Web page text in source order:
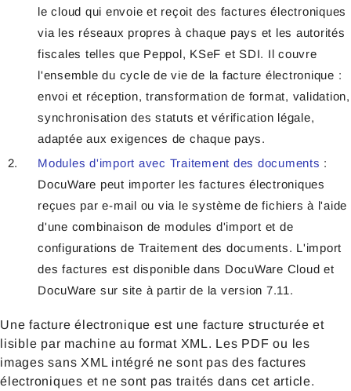
le cloud qui envoie et reçoit des factures électroniques
via les réseaux propres à chaque pays et les autorités
fiscales telles que Peppol, KSeF et SDI. Il couvre
l'ensemble du cycle de vie de la facture électronique :
envoi et réception, transformation de format, validation,
synchronisation des statuts et vérification légale,
adaptée aux exigences de chaque pays.
Modules d'import avec Traitement des documents :
DocuWare peut importer les factures électroniques
reçues par e-mail ou via le système de fichiers à l'aide
d'une combinaison de modules d'import et de
configurations de Traitement des documents. L'import
des factures est disponible dans DocuWare Cloud et
DocuWare sur site à partir de la version 7.11.
Une facture électronique est une facture structurée et
lisible par machine au format XML. Les PDF ou les
images sans XML intégré ne sont pas des factures
électroniques et ne sont pas traités dans cet article.